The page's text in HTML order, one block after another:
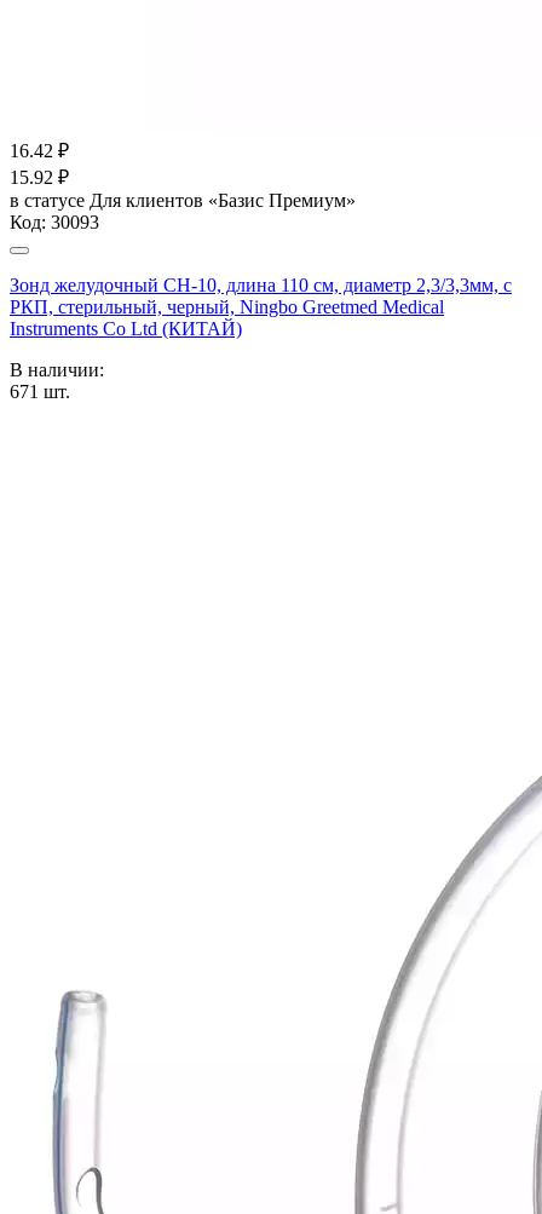
16.42 ₽
15.92 ₽
в статусе Для клиентов «Базис Премиум»
Код: 30093
Зонд желудочный CH-10, длина 110 см, диаметр 2,3/3,3мм, с
РКП, стерильный, черный, Ningbo Greetmed Medical
Instruments Co Ltd (КИТАЙ)
В наличии:
671 шт.